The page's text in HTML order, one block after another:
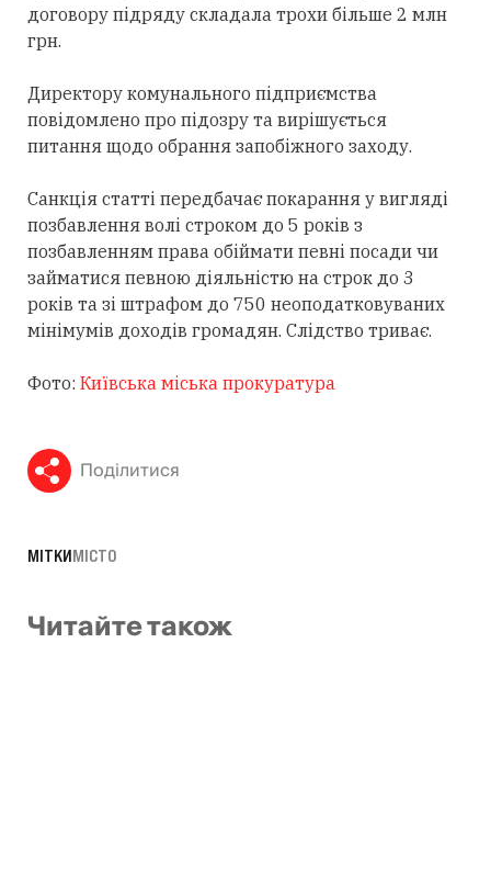
договору підряду складала трохи більше 2 млн
грн.
Директору комунального підприємства
повідомлено про підозру та вирішується
питання щодо обрання запобіжного заходу.
Санкція статті передбачає покарання у вигляді
позбавлення волі строком до 5 років з
позбавленням права обіймати певні посади чи
займатися певною діяльністю на строк до 3
років та зі штрафом до 750 неоподатковуваних
мінімумів доходів громадян. Слідство триває.
Фото: Київська міська прокуратура
Поділитися
МІТКИМІСТО
Читайте також